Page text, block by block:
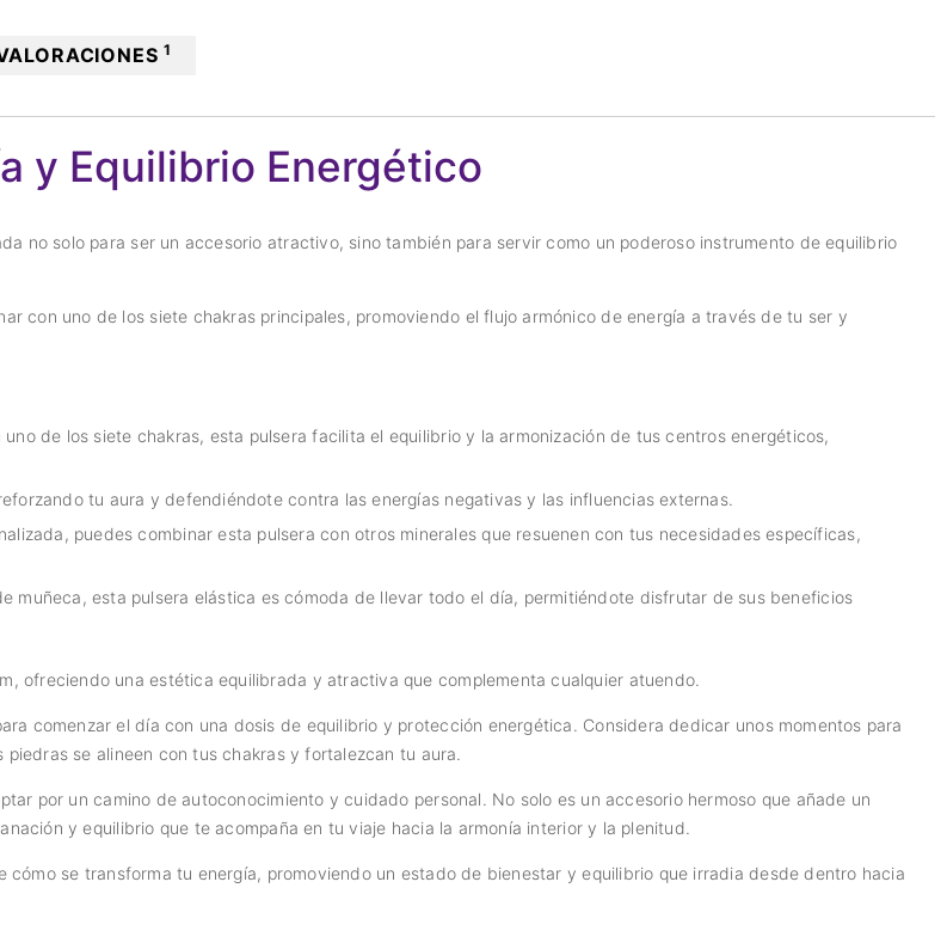
1
y Equilibrio Energético
no solo para ser un accesorio atractivo, sino también para servir como un poderoso instrumento de equilibrio
con uno de los siete chakras principales, promoviendo el flujo armónico de energía a través de tu ser y
de los siete chakras, esta pulsera facilita el equilibrio y la armonización de tus centros energéticos,
tu aura y defendiéndote contra las energías negativas y las influencias externas.
puedes combinar esta pulsera con otros minerales que resuenen con tus necesidades específicas,
muñeca, esta pulsera elástica es cómoda de llevar todo el día, permitiéndote disfrutar de sus beneficios
ofreciendo una estética equilibrada y atractiva que complementa cualquier atuendo.
comenzar el día con una dosis de equilibrio y protección energética. Considera dedicar unos momentos para
se alineen con tus chakras y fortalezcan tu aura.
por un camino de autoconocimiento y cuidado personal. No solo es un accesorio hermoso que añade un
y equilibrio que te acompaña en tu viaje hacia la armonía interior y la plenitud.
se transforma tu energía, promoviendo un estado de bienestar y equilibrio que irradia desde dentro hacia